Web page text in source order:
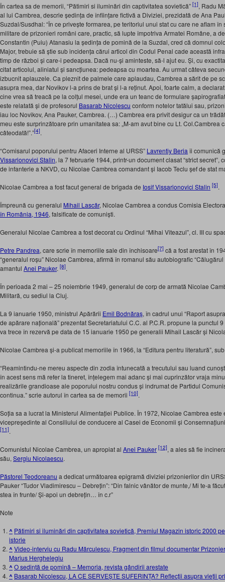
În cartea sa de memorii, “Pătimiri si iluminări din captivitatea sovietică” [1], Radu
al lui Cambrea, descrie ședința de înființare fictivă a Diviziei, prezidată de Ana
Suzdal/Susdhal: “În ce privește formarea, pe teritoriul unui stat cu care ne aflam
militare de prizonieri români care, practic, să lupte împotriva Armatei Române, a
Constantin (Puiu) Atanasiu la ședința de pomină de la Suzdal, cred că domnul
Major, trebuie să știe sub incidența cărui articol din Codul Penal cade această
timp de război și care-i pedeapsa. Dacă nu-și aminteste, să-l ajut eu. Și, cu
citat articolul, aliniatul și sancțiunea: pedeapsa cu moartea. Au urmat câteva
izbucnit aplauzele. Ca pleznit de palmele care aplaudau, Cambrea a sărit de pe
asupra mea, dar Novikov l-a prins de brat și l-a reținut. Apoi, foarte calm, a
cine vrea să treacă pe la colțul mesei, unde era un teanc de formulare
este relatată și de profesorul Basarab Nicolescu conform notelor tatălui sau,
iau loc Novikov, Ana Pauker, Cambrea. (…) Cambrea era privit desigur ca un
meu este surprinzătoare prin umanitatea sa: „M-am avut bine cu Lt. Col.Cambrea
câteodată!”.”[4].
“Comisarul poporului pentru Afaceri Interne al URSS” Lavrentiy Beria îi comunică
Vissarionovici Stalin, la 7 februarie 1944, printr-un document clasat “strict
de infanterie a NKVD, cu Nicolae Cambrea comandant și Iacob Teclu șef de stat
Nicolae Cambrea a fost facut general de brigada de Iosif Vissarionovici Stalin [5].
Împreună cu generalul Mihail Lascăr, Nicolae Cambrea a condus Comisia
în România, 1946, falsificate de comuniști.
Generalul Nicolae Cambrea a fost decorat cu Ordinul “Mihai Viteazul”, cl. III cu
Petre Pandrea, care scrie în memoriile sale din închisoare[7] că a fost arestat în
“generalul roșu” Nicolae Cambrea, afirmă în romanul său autobiografic
amantul Anei Pauker. [8].
În perioada 2 mai – 25 noiembrie 1949, generalul de corp de armată Nicolae
Militară, cu sediul la Cluj.
La 9 ianuarie 1950, ministrul Apărării Emil Bodnăraș, în cadrul unui “Raport
de apărare națională” prezentat Secretariatului C.C. al P.C.R. propune la punctul
va trece în rezervă pe data de 15 ianuarie 1950 pe generalii Mihail Lascăr și
Nicolae Cambrea și-a publicat memoriile în 1966, la “Editura pentru literatură”,
“Reamintindu-ne mereu aspecte din zodia întunecată a trecutului sau luand
în acest sens mă refer la tineret, înțelegem mai adanc și mai cuprinzător vraja
realizările grandioase ale poporului nostru condus și indrumat de Partidul
continua.” scrie autorul în cartea sa de memorii [10].
Soția sa a lucrat la Ministerul Alimentației Publice. În 1972, Nicolae Cambrea este
vicepreședinte al Consiliului de conducere al Casei de Economii și
[11].
Comunistul Nicolae Cambrea, un apropiat al Anei Pauker [12], a ales să fie
său, Sergiu Nicolaescu.
Păstorel Teodoreanu a dedicat următoarea epigramă diviziei prizonierilor din
Pauker “Tudor Vladimirescu – Debrețin”: “Din falnic vânător de munte,/ Mi te-a
stea în frunte/ Și-apoi un debrețin… în c.r”
Note
^ Pătimiri si iluminări din captivitatea sovietică, Premiul Magazin istoric 2000
istorie
^ Video-interviu cu Radu Mărculescu, Fragment din filmul documentar
Marius Herghelegiu
^ O sedință de pomină – Memoria, revista gândirii arestate
^ Basarab Nicolescu, LA CE SERVEȘTE SUFERINȚA? Reflecții asupra vieții